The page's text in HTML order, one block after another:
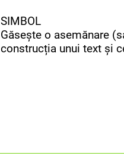
SIMBOL
Găsește o asemănare
construcția unui text și